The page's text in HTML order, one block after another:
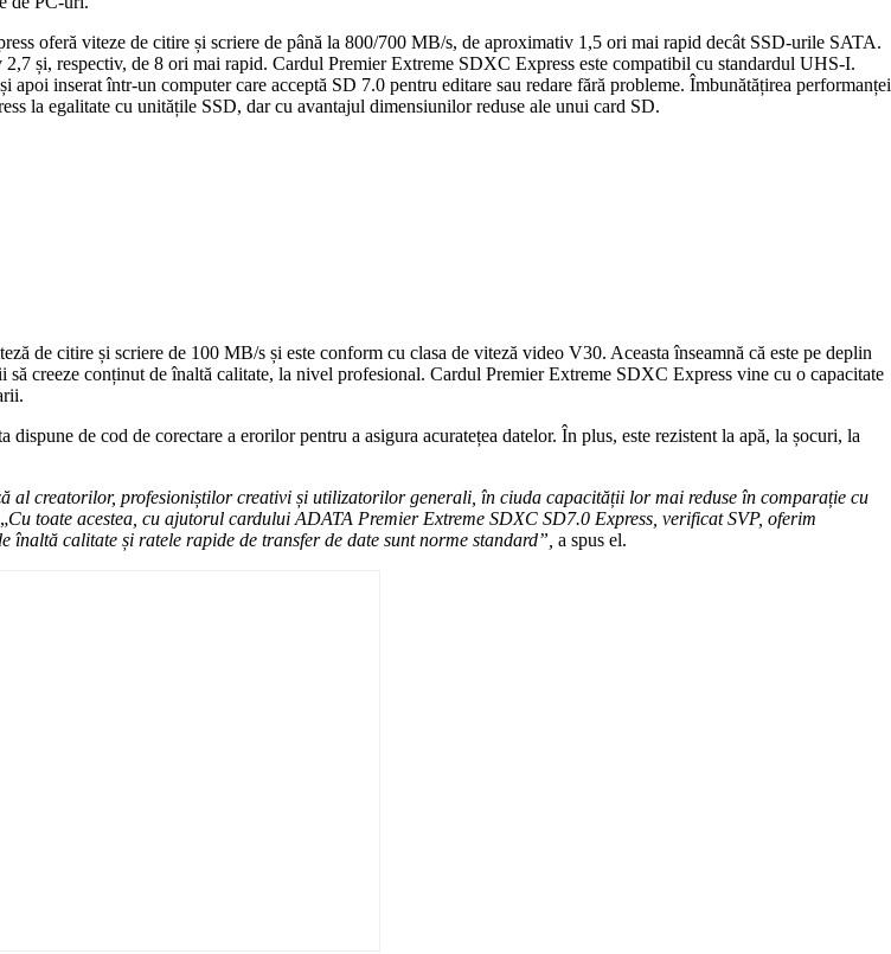
oferă viteze de citire și scriere de până la 800/700 MB/s, de aproximativ 1,5 ori mai rapid decât SSD-urile SATA.
și, respectiv, de 8 ori mai rapid. Cardul Premier Extreme SDXC Express este compatibil cu standardul UHS-I.
inserat într-un computer care acceptă SD 7.0 pentru editare sau redare fără probleme. Îmbunătățirea performanței
la egalitate cu unitățile SSD, dar cu avantajul dimensiunilor reduse ale unui card SD.
de citire și scriere de 100 MB/s și este conform cu clasa de viteză video V30. Aceasta înseamnă că este pe deplin
creeze conținut de înaltă calitate, la nivel profesional. Cardul Premier Extreme SDXC Express vine cu o capacitate
de cod de corectare a erorilor pentru a asigura acuratețea datelor. În plus, este rezistent la apă, la șocuri, la
al creatorilor, profesioniștilor creativi și utilizatorilor generali, în ciuda capacității lor mai reduse în comparație cu
Cu toate acestea, cu ajutorul cardului ADATA Premier Extreme SDXC SD7.0 Express, verificat SVP, oferim
calitate și ratele rapide de transfer de date sunt norme standard”, a spus el.